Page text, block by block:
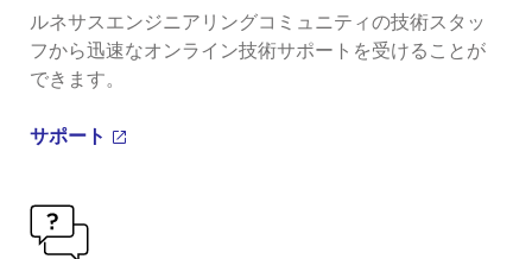
ルネサスエンジニアリングコミュニティの技術スタッ
フから迅速なオンライン技術サポートを受けることが
できます。
サポート